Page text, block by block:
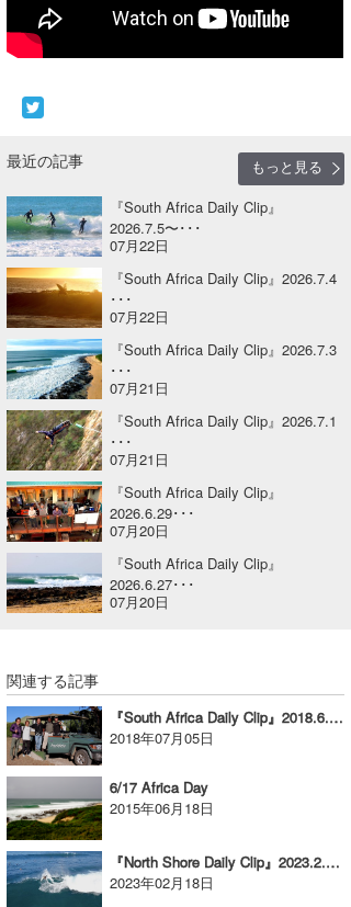
最近の記事
もっと見る
『South Africa Daily Clip』
2026.7.5〜･･･
07月22日
『South Africa Daily Clip』2026.7.4
･･･
07月22日
『South Africa Daily Clip』2026.7.3
･･･
07月21日
『South Africa Daily Clip』2026.7.1
･･･
07月21日
『South Africa Daily Clip』
2026.6.29･･･
07月20日
『South Africa Daily Clip』
2026.6.27･･･
07月20日
関連する記事
『South Africa Daily Clip』2018.6.20 @ J-Bay
2018年07月05日
6/17 Africa Day
2015年06月18日
『North Shore Daily Clip』2023.2.16 @ Haleiwa
2023年02月18日
arukasvision
DELTA FORCE SURF
CBA Films
熊谷素子
波伝説アンバサダー/プロライダー
嵯峨明日香
進士剛光
田原啓江
植村未来
NOBUFUKU
大野”MAR”修聖
喜納海人
+☆maki☆+
Aichan
chan-U
ECE
G◎Da
H
KID
KOBU
KY
MIN
S.K
Soulman
VAGY
waka☆=
YUKI☆